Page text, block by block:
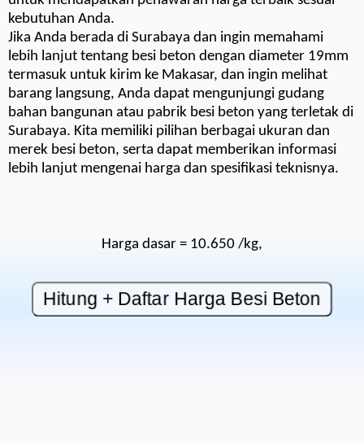
kebutuhan Anda.
Jika Anda berada di Surabaya dan ingin memahami
lebih lanjut tentang besi beton dengan diameter 19mm
termasuk untuk kirim ke Makasar, dan ingin melihat
barang langsung, Anda dapat mengunjungi gudang
bahan bangunan atau pabrik besi beton yang terletak di
Surabaya. Kita memiliki pilihan berbagai ukuran dan
merek besi beton, serta dapat memberikan informasi
lebih lanjut mengenai harga dan spesifikasi teknisnya.
Harga dasar = 10.650 /kg,